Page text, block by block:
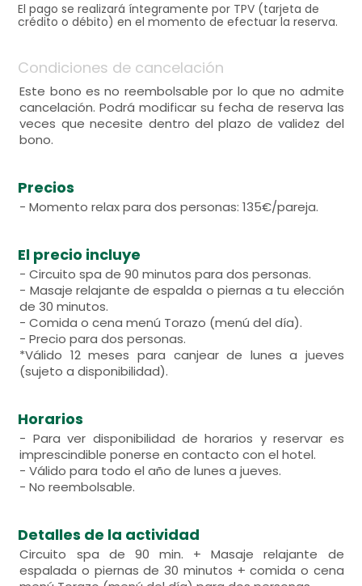
El pago se realizará íntegramente por TPV (tarjeta de
crédito o débito) en el momento de efectuar la reserva.
Condiciones de cancelación
Este bono es no reembolsable por lo que no admite
cancelación. Podrá modificar su fecha de reserva las
veces que necesite dentro del plazo de validez del
bono.
Precios
- Momento relax para dos personas: 135€/pareja.
El precio incluye
- Circuito spa de 90 minutos para dos personas.
- Masaje relajante de espalda o piernas a tu elección
de 30 minutos.
- Comida o cena menú Torazo (menú del día).
- Precio para dos personas.
*Válido 12 meses para canjear de lunes a jueves
(sujeto a disponibilidad).
Horarios
- Para ver disponibilidad de horarios y reservar es
imprescindible ponerse en contacto con el hotel.
- Válido para todo el año de lunes a jueves.
- No reembolsable.
Detalles de la actividad
Circuito spa de 90 min. + Masaje relajante de
espalada o piernas de 30 minutos + comida o cena